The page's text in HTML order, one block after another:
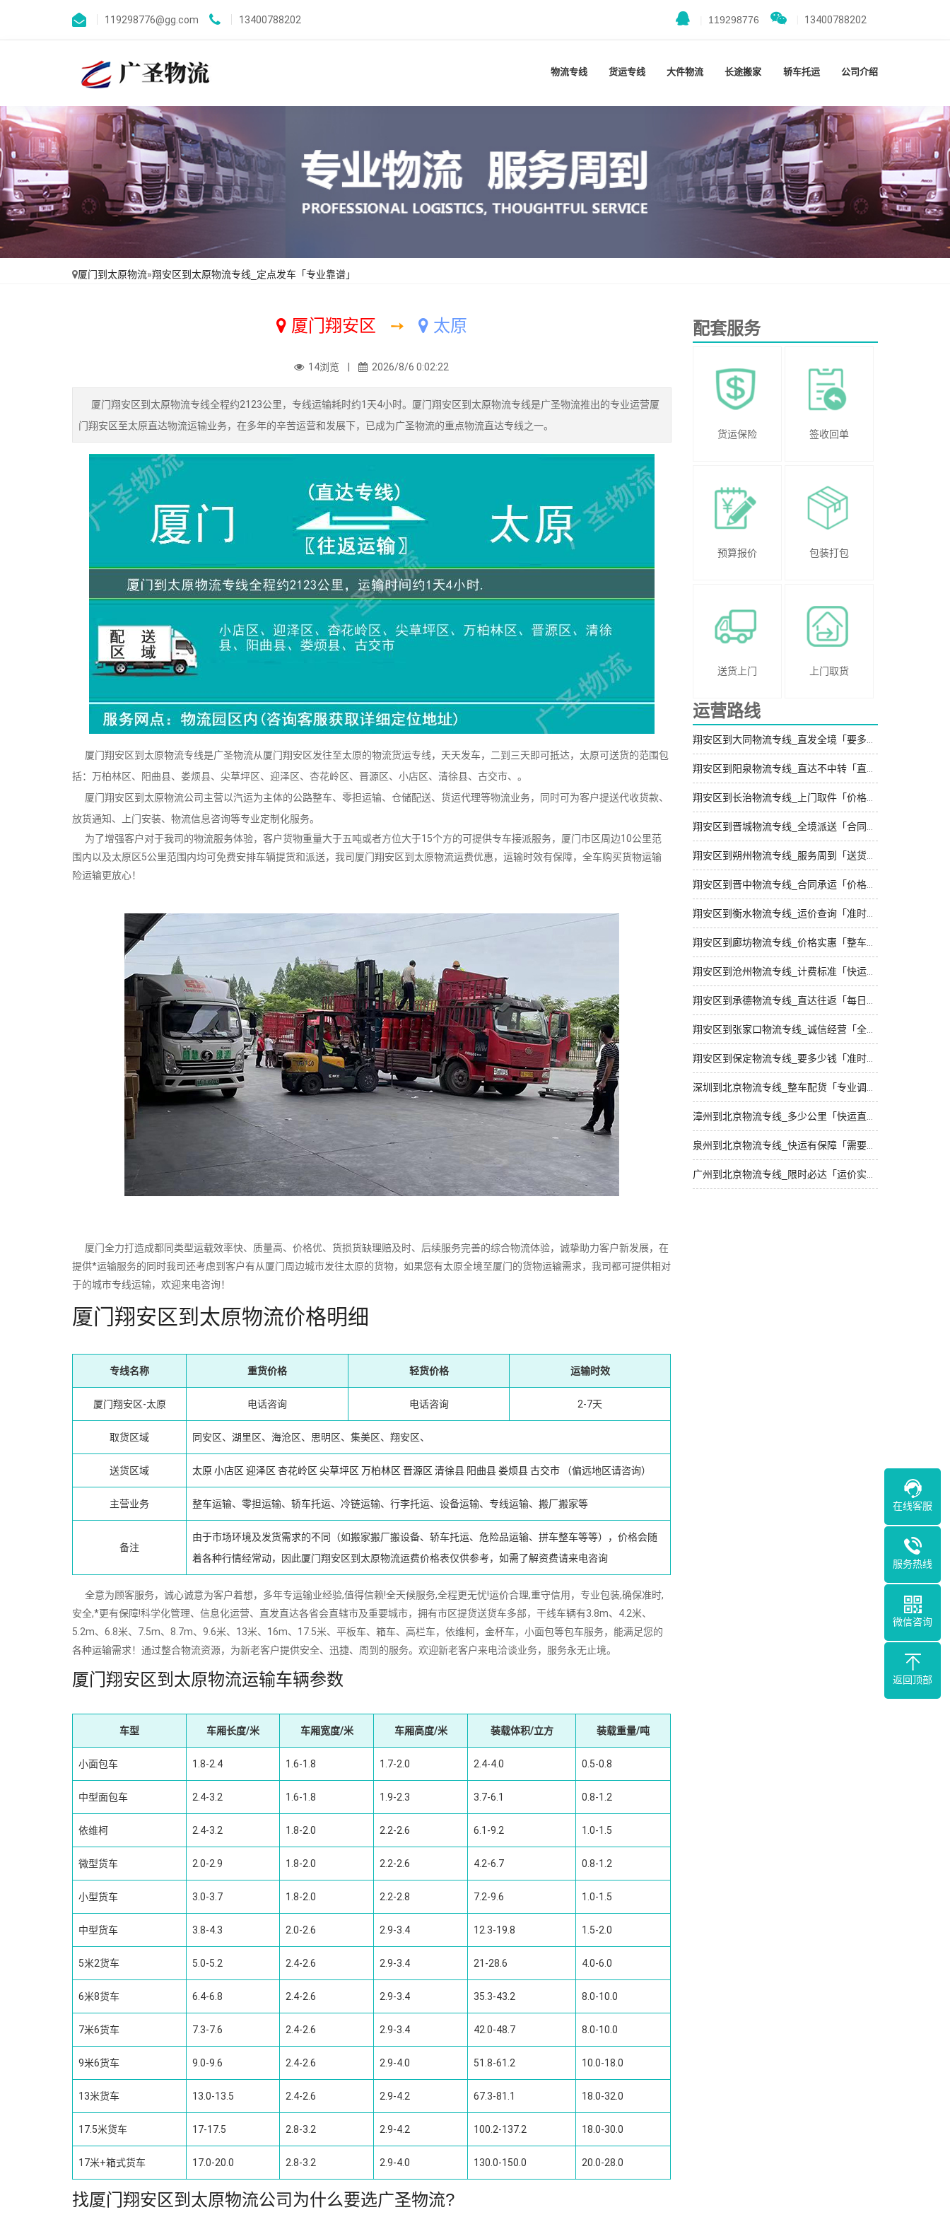
119298776@gg.com 13400788202 119298776 13400788202
物流专线 货运专线 大件物流 长途搬家 轿车托运 公司介绍
厦门到太原物流»翔安区到太原物流专线_定点发车「专业靠谱」
厦门翔安区 ➙ 太原
14浏览 | 2026/8/6 0:02:22
厦门翔安区到太原物流专线全程约2123公里，专线运输耗时约1天4小时。厦门翔安区到太原物流专线是广圣物流推出的专业运营厦
门翔安区至太原直达物流运输业务，在多年的辛苦运营和发展下，已成为广圣物流的重点物流直达专线之一。
厦门翔安区到太原物流专线是广圣物流从厦门翔安区发往至太原的物流货运专线，天天发车，二到三天即可抵达，太原可送货的范围包
括：万柏林区、阳曲县、娄烦县、尖草坪区、迎泽区、杏花岭区、晋源区、小店区、清徐县、古交市、。
厦门翔安区到太原物流公司主营以汽运为主体的公路整车、零担运输、仓储配送、货运代理等物流业务，同时可为客户提送代收货款、
放货通知、上门安装、物流信息咨询等专业定制化服务。
为了增强客户对于我司的物流服务体验，客户货物重量大于五吨或者方位大于15个方的可提供专车接派服务，厦门市区周边10公里范
围内以及太原区5公里范围内均可免费安排车辆提货和派送，我司厦门翔安区到太原物流运费优惠，运输时效有保障，全车购买货物运输
险运输更放心！
厦门全力打造成都同类型运载效率快、质量高、价格优、货损货缺理赔及时、后续服务完善的综合物流体验，诚挚助力客户新发展，在
提供*运输服务的同时我司还考虑到客户有从厦门周边城市发往太原的货物，如果您有太原全境至厦门的货物运输需求，我司都可提供相对
于的城市专线运输，欢迎来电咨询！
厦门翔安区到太原物流价格明细
专线名称 重货价格 轻货价格 运输时效
厦门翔安区-太原 电话咨询 电话咨询 2-7天
取货区域 同安区、湖里区、海沧区、思明区、集美区、翔安区、
送货区域 太原小店区 迎泽区 杏花岭区 尖草坪区 万柏林区 晋源区 清徐县 阳曲县娄烦县古交市 （偏远地区请咨询）
主营业务 整车运输、零担运输、轿车托运、冷链运输、行李托运、设备运输、专线运输、搬厂搬家等
备注
由于市场环境及发货需求的不同（如搬家搬厂搬设备、轿车托运、危险品运输、拼车整车等等），价格会随
着各种行情经常动，因此厦门翔安区到太原物流运费价格表仅供参考，如需了解资费请来电咨询
全意为顾客服务，诚心诚意为客户着想，多年专运输业经验,值得信赖!全天候服务,全程更无忧!运价合理,重守信用，专业包装,确保准时,
安全,*更有保障!科学化管理、信息化运营、直发直达各省会直辖市及重要城市，拥有市区提货送货车多部，干线车辆有3.8m、4.2米、
5.2m、6.8米、7.5m、8.7m、9.6米、13米、16m、17.5米、平板车、箱车、高栏车，依维柯，金杯车，小面包等包车服务，能满足您的
各种运输需求！通过整合物流资源，为新老客户提供安全、迅捷、周到的服务。欢迎新老客户来电洽谈业务，服务永无止境。
厦门翔安区到太原物流运输车辆参数
车型 车厢长度/米 车厢宽度/米 车厢高度/米 装载体积/立方 装载重量/吨
小面包车 1.8-2.4 1.6-1.8 1.7-2.0 2.4-4.0 0.5-0.8
中型面包车 2.4-3.2 1.6-1.8 1.9-2.3 3.7-6.1 0.8-1.2
依维柯 2.4-3.2 1.8-2.0 2.2-2.6 6.1-9.2 1.0-1.5
微型货车 2.0-2.9 1.8-2.0 2.2-2.6 4.2-6.7 0.8-1.2
小型货车 3.0-3.7 1.8-2.0 2.2-2.8 7.2-9.6 1.0-1.5
中型货车 3.8-4.3 2.0-2.6 2.9-3.4 12.3-19.8 1.5-2.0
5米2货车 5.0-5.2 2.4-2.6 2.9-3.4 21-28.6 4.0-6.0
6米8货车 6.4-6.8 2.4-2.6 2.9-3.4 35.3-43.2 8.0-10.0
7米6货车 7.3-7.6 2.4-2.6 2.9-3.4 42.0-48.7 8.0-10.0
9米6货车 9.0-9.6 2.4-2.6 2.9-4.0 51.8-61.2 10.0-18.0
13米货车 13.0-13.5 2.4-2.6 2.9-4.2 67.3-81.1 18.0-32.0
17.5米货车 17-17.5 2.8-3.2 2.9-4.2 100.2-137.2 18.0-30.0
17米+箱式货车 17.0-20.0 2.8-3.2 2.9-4.0 130.0-150.0 20.0-28.0
找厦门翔安区到太原物流公司为什么要选广圣物流?
配套服务
货运保险 签收回单
预算报价 包装打包
送货上门 上门取货
运营路线
翔安区到大同物流专线_直发全境「要多少钱」
翔安区到阳泉物流专线_直达不中转「直达特快专线」
翔安区到长治物流专线_上门取件「价格透明」
翔安区到晋城物流专线_全境派送「合同承运」
翔安区到朔州物流专线_服务周到「送货上门」
翔安区到晋中物流专线_合同承运「价格实惠」
翔安区到衡水物流专线_运价查询「准时准点」
翔安区到廊坊物流专线_价格实惠「整车配货」
翔安区到沧州物流专线_计费标准「快运有保障」
翔安区到承德物流专线_直达往返「每日发车」
翔安区到张家口物流专线_诚信经营「全境配送」
翔安区到保定物流专线_要多少钱「准时到货」
深圳到北京物流专线_整车配货「专业调车」
漳州到北京物流专线_多少公里「快运直达」
泉州到北京物流专线_快运有保障「需要几天」
广州到北京物流专线_限时必达「运价实惠」
在线客服
服务热线
微信咨询
返回顶部